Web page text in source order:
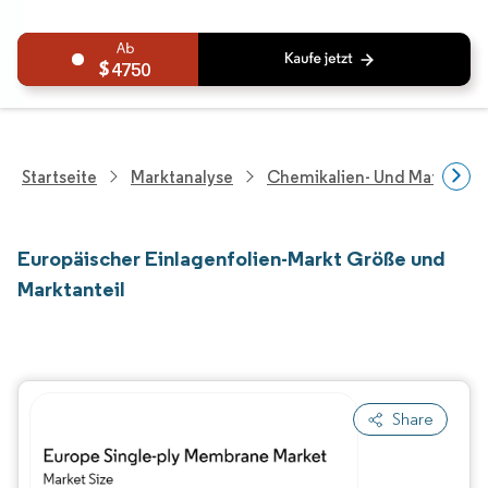
4750
Startseite Marktanalyse Chemikalien- Und
Europäischer Einlagenfolien-Markt Größe und
Marktanteil
Share